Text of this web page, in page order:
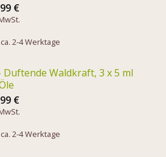
€
2-4 Werktage
Duftende Waldkraft, 3 x 5 ml
€
2-4 Werktage